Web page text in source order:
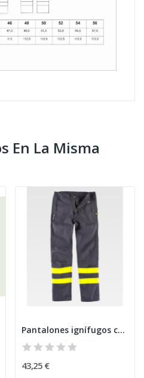
En La Misma
Pantalones ignífugos con fibra antiestática
43,25 €